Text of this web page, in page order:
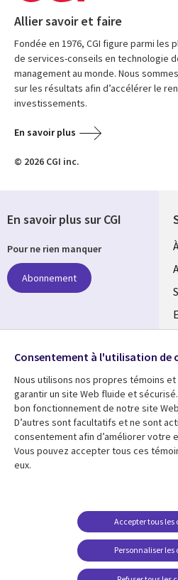
Allier savoir et faire
Fondée en 1976, CGI figure parmi
de services-conseils en technologie
management au monde. Nous
sur les résultats afin d’accélérer le
investissements.
En savoir plus
© 2026 CGI inc.
Ressources
Articles
Études de cas
Baladodiffusions
En savoir plus sur CGI
Pour ne rien manquer
Abonnement
Suivez-nous
Social
Media
Global
FR
Consentement à l'utilisation de
Nous utilisons nos propres témoins
garantir un site Web fluide et
bon fonctionnement de notre site
D’autres sont facultatifs et ne sont
consentement afin d’améliorer votre
Vous pouvez accepter tous ces
eux.
Personnaliser les
Accepter tous les